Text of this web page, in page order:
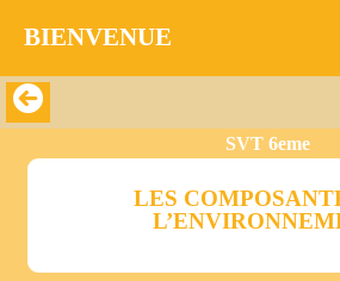
BIENVENUE​
SVT 6eme
LES